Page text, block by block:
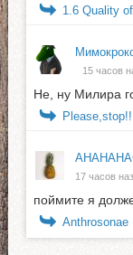
1.6 Quality
15 часов
Не, ну Милира
Please,stop!!
17 часов
поймите я
Anthrosonae